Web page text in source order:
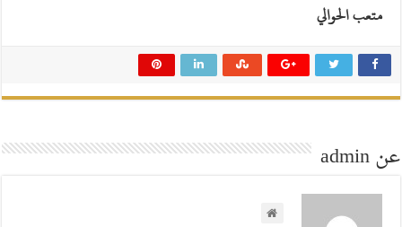
متعب الحوالي
عن admin